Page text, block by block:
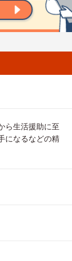
ら生活援助に至
になるなどの精